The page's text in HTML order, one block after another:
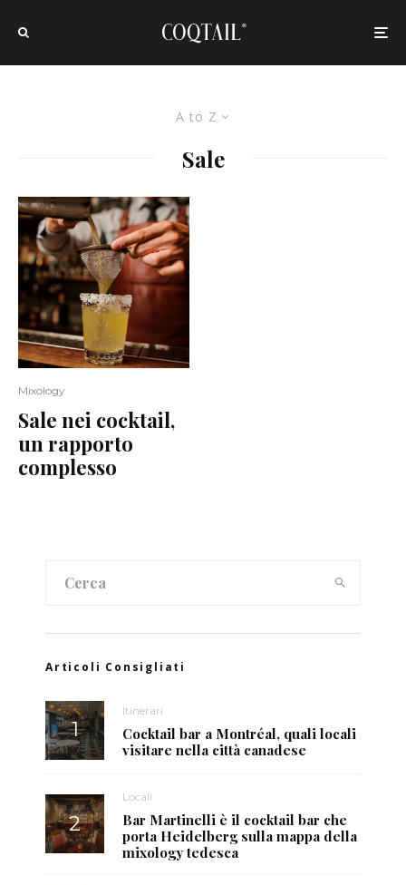
A to Z
Sale
Mixology
Sale nei cocktail,
un rapporto
complesso
Articoli Consigliati
Itinerari
Cocktail bar a Montréal, quali locali
visitare nella città canadese
Locali
Bar Martinelli è il cocktail bar che
porta Heidelberg sulla mappa della
mixology tedesca